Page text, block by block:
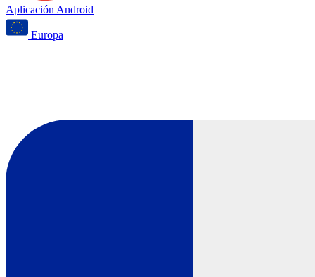
Aplicación Android
Europa